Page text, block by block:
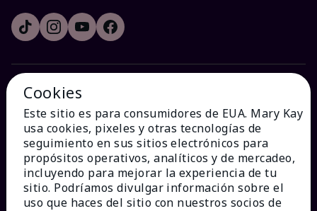
¿CÓMO PODEMOS AYUDAR?
Recibe e-mails
Ver estado del pedido
Cookies
Este sitio es para consumidores de EUA. Mary Kay
usa cookies, pixeles y otras tecnologías de
seguimiento en sus sitios electrónicos para
propósitos operativos, analíticos y de mercadeo,
incluyendo para mejorar la experiencia de tu
sitio. Podríamos divulgar información sobre el
uso que haces del sitio con nuestros socios de